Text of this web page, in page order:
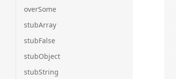
overSome
stubArray
stubFalse
stubObject
stubString